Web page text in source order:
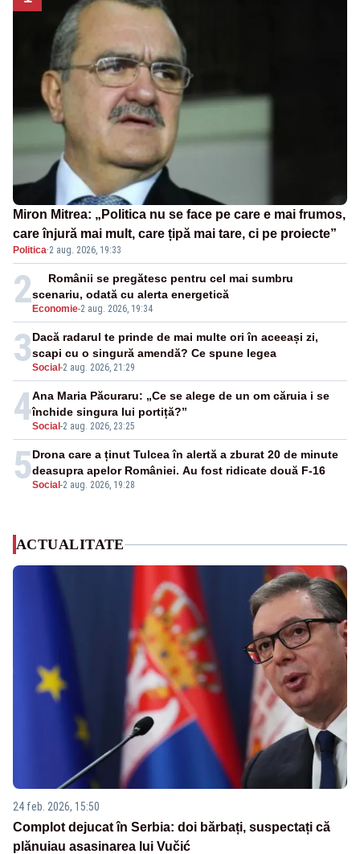
Miron Mitrea: „Politica nu se face pe care e mai frumos,
care înjură mai mult, care țipă mai tare, ci pe proiecte”
Politica·2 aug. 2026, 19:33
2 Economie-2 aug. 2026, 19:34
Românii se pregătesc pentru cel mai sumbru
scenariu, odată cu alerta energetică
3Social -2 aug. 2026, 21:29
Dacă radarul te prinde de mai multe ori în aceeași zi,
scapi cu o singură amendă? Ce spune legea
4Social -2 aug. 2026, 23:25
Ana Maria Păcuraru: „Ce se alege de un om căruia i se
închide singura lui portiță?”
5Social -2 aug. 2026, 19:28
Drona care a ținut Tulcea în alertă a zburat 20 de minute
deasupra apelor României. Au fost ridicate două F-16
ACTUALITATE
24 feb. 2026, 15:50
Complot dejucat în Serbia: doi bărbați, suspectați că
plănuiau asasinarea lui Vučić